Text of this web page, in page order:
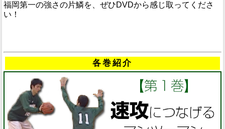
福岡第一の強さの片鱗を、ぜひDVDから感じ取ってくださ
い！
各巻紹介